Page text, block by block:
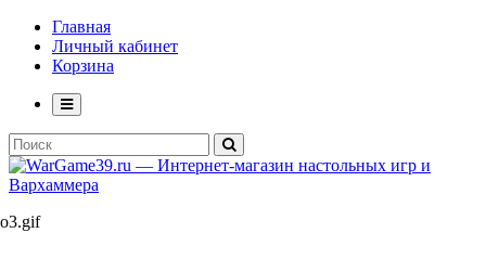
Главная
Личный кабинет
Корзина